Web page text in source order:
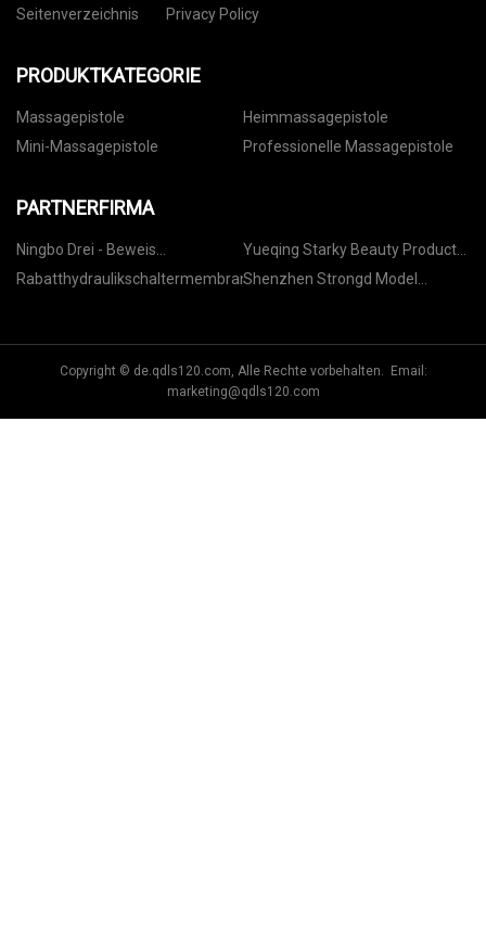
Seitenverzeichnis
Privacy Policy
PRODUKTKATEGORIE
Massagepistole
Heimmassagepistole
Mini-Massagepistole
Professionelle Massagepistole
PARTNERFIRMA
Ningbo Drei - Beweis
Beleuchtung Technologie Co., Ltd
Yueqing Starky Beauty Products
Co., Ltd.
RabatthydraulikschaltermembranShenzhen Strongd Model
Copyright © de.qdls120.com, Alle Rechte vorbehalten. Email:
marketing@qdls120.com